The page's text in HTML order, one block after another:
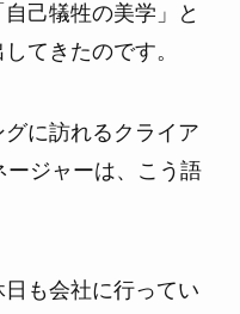
己犠牲の美学」と
てきたのです。
に訪れるクライア
ージャーは、こう語
日も会社に行ってい